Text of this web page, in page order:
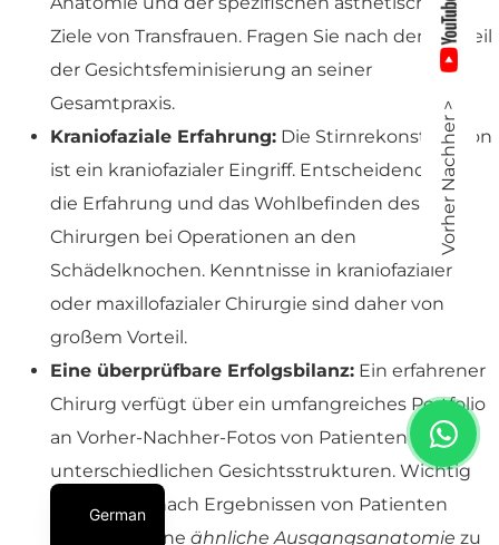
Ziele von Transfrauen. Fragen Sie nach dem Anteil
der Gesichtsfeminisierung an seiner
Gesamtpraxis.
Kraniofaziale Erfahrung: Die Stirnrekonstruktion
ist ein kraniofazialer Eingriff. Entscheidend sind
die Erfahrung und das Wohlbefinden des
Chirurgen bei Operationen an den
Schädelknochen. Kenntnisse in kraniofazialer
oder maxillofazialer Chirurgie sind daher von
großem Vorteil.
Eine überprüfbare Erfolgsbilanz: Ein erfahrener
Chirurg verfügt über ein umfangreiches Portfolio
an Vorher-Nachher-Fotos von Patienten mit
unterschiedlichen Gesichtsstrukturen. Wichtig
ist, dass Sie nach Ergebnissen von Patienten
fragen, die eine ähnliche Ausgangsanatomie zu
Vorher Nachher >
German